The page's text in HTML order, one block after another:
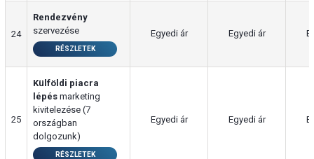
24
Rendezvény
szervezése
RÉSZLETEK
Egyedi ár Egyedi ár
25
Külföldi piacra
lépés marketing
kivitelezése (7
országban
dolgozunk)
RÉSZLETEK
Egyedi ár Egyedi ár